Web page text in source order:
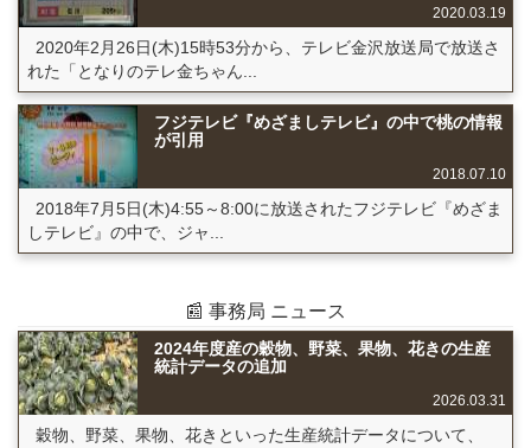
2020.03.19
2020年2月26日(木)15時53分から、テレビ金沢放送局で放送さ
れた「となりのテレ金ちゃん...
フジテレビ『めざましテレビ』の中で桃の情報
が引用
2018.07.10
2018年7月5日(木)4:55～8:00に放送されたフジテレビ『めざま
しテレビ』の中で、ジャ...
📰 事務局 ニュース
2024年度産の穀物、野菜、果物、花きの生産
統計データの追加
2026.03.31
穀物、野菜、果物、花きといった生産統計データについて、